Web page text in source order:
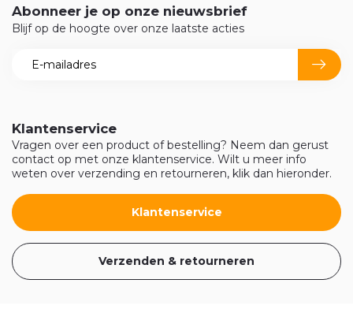
Klantenservice
Vragen over een product of bestelling? Neem dan gerust
contact op met onze klantenservice. Wilt u meer info
weten over verzending en retourneren, klik dan hieronder.
Klantenservice
Verzenden & retourneren
Abonneer je op onze nieuwsbrief
Blijf op de hoogte over onze laatste acties